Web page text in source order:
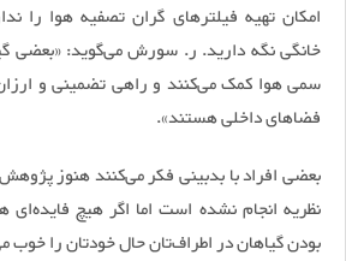
امکان تهیه فیلتر‌های گران تصفیه هوا را
خانگی نگه دارید. ر. سورش می‌گوید: «بعضی
سمی هوا کمک می‌کنند و راهی تضمینی و
فضا‌های داخلی هستند».
بعضی افراد با بدبینی فکر می‌کنند هنوز
نظریه انجام نشده است اما اگر هیچ
بودن گیاهان در اطراف‌تان حال خودتان را خوب